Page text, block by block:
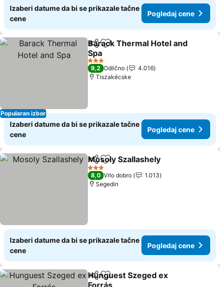
Izaberi datume da bi se prikazale tačne
cene
Pogledaj cene
Popularan izbor
Deli Dodati u favorite
Barack Thermal Hotel and
Spa
3 Zvezdice
9,2 Odlično
4.016
Tiszakécske
Izaberi datume da bi se prikazale tačne
cene
Pogledaj cene
Deli Dodati u favorite
Mosoly Szallashely
3 Zvezdice
8,0 Vrlo dobro
1.013
Segedin
Izaberi datume da bi se prikazale tačne
cene
Pogledaj cene
Deli Dodati u favorite
Hunguest Szeged ex
Forrás